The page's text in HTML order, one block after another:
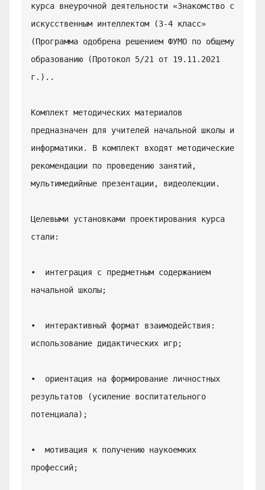
курса внеурочной деятельности «Знакомство с
искусственным интеллектом (3-4 класс»
(Программа одобрена решением ФУМО по общему
образованию (Протокол 5/21 от 19.11.2021
г.)..
Комплект методических материалов
предназначен для учителей начальной школы и
информатики. В комплект входят методические
рекомендации по проведению занятий,
мультимедийные презентации, видеолекции.
Целевыми установками проектирования курса
стали:
•  интеграция с предметным содержанием
начальной школы;
•  интерактивный формат взаимодействия:
использование дидактических игр;
•  ориентация на формирование личностных
результатов (усиление воспитательного
потенциала);
•  мотивация к получению наукоемких
профессий;